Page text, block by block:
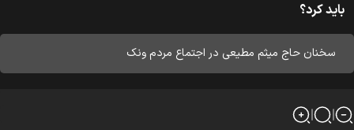
باید کرد؟
سخنان حاج میثم مطیعی در اجتماع مردم ونک